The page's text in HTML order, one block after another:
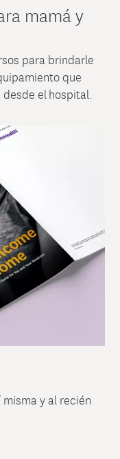
mamá y
para brindarle
que
el hospital.
y al recién